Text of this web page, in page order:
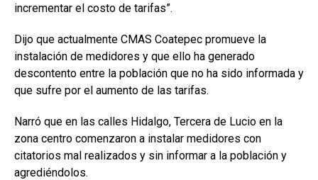
incrementar el costo de tarifas”.
Dijo que actualmente CMAS Coatepec promueve la
instalación de medidores y que ello ha generado
descontento entre la población que no ha sido informada y
que sufre por el aumento de las tarifas.
Narró que en las calles Hidalgo, Tercera de Lucio en la
zona centro comenzaron a instalar medidores con
citatorios mal realizados y sin informar a la población y
agrediéndolos.